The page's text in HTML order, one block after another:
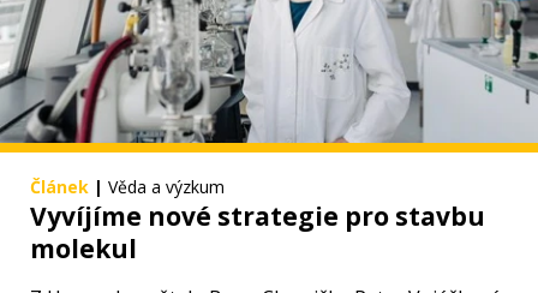
Článek | Věda a výzkum
Vyvíjíme nové strategie pro stavbu
molekul